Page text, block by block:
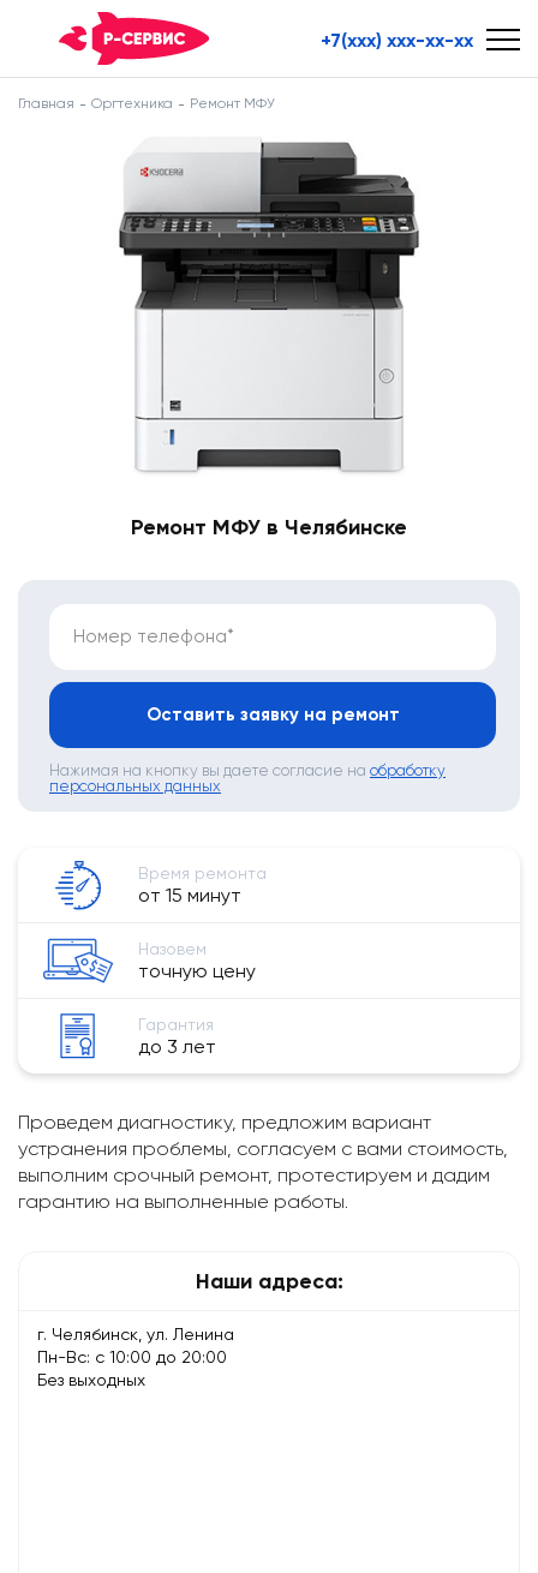
+7(xxx) xxx-xx-xx
Главная Оргтехника Ремонт МФУ
Ремонт МФУ в Челябинске
Номер телефона*
Оставить заявку на ремонт
Нажимая на кнопку вы даете согласие на обработку
персональных данных
Время ремонта
от 15 минут
Назовем
точную цену
Гарантия
до 3 лет
Проведем диагностику, предложим вариант
устранения проблемы, согласуем с вами стоимость,
выполним срочный ремонт, протестируем и дадим
гарантию на выполненные работы.
Наши адреса:
г. Челябинск, ул. Ленина
Пн-Вс: с 10:00 до 20:00
Без выходных